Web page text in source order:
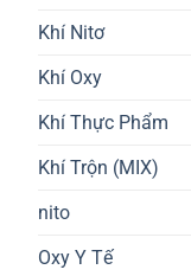
Khí Nitơ
Khí Oxy
Khí Thực Phẩm
Khí Trộn (MIX)
nito
Oxy Y Tế